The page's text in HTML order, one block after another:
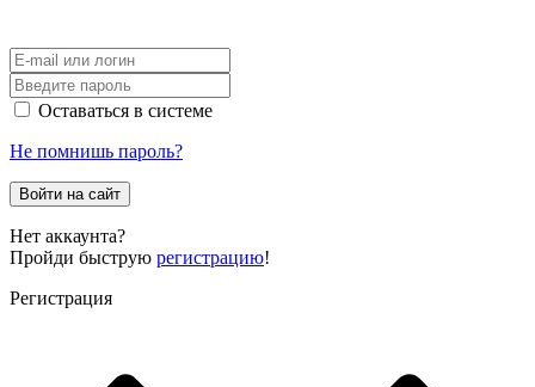
Оставаться в системе
Не помнишь пароль?
Войти на сайт
Нет аккаунта?
Пройди быструю регистрацию!
Регистрация